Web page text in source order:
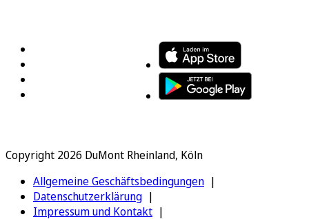
Copyright 2026 DuMont Rheinland, Köln
Allgemeine Geschäftsbedingungen
Datenschutzerklärung
Impressum und Kontakt